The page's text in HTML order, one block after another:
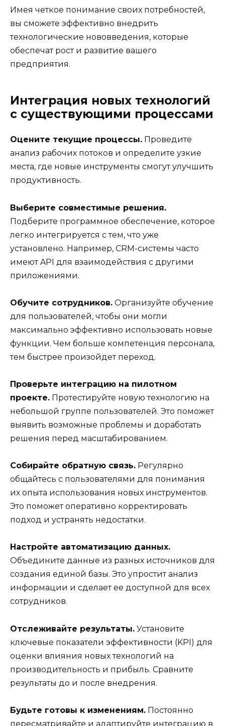
Имея четкое понимание своих потребностей,
вы сможете эффективно внедрить
технологические нововведения, которые
обеспечат рост и развитие вашего
предприятия.
Интеграция новых технологий
с существующими процессами
Оцените текущие процессы. Проведите
анализ рабочих потоков и определите узкие
места, где новые инструменты смогут улучшить
продуктивность.
Выберите совместимые решения.
Подберите программное обеспечение, которое
легко интегрируется с тем, что уже
установлено. Например, CRM-системы часто
имеют API для взаимодействия с другими
приложениями.
Обучите сотрудников. Организуйте обучение
для пользователей, чтобы они могли
максимально эффективно использовать новые
функции. Чем больше компетенция персонала,
тем быстрее произойдет переход.
Проверьте интеграцию на пилотном
проекте. Протестируйте новую технологию на
небольшой группе пользователей. Это поможет
выявить возможные проблемы и доработать
решения перед масштабированием.
Собирайте обратную связь. Регулярно
общайтесь с пользователями для понимания
их опыта использования новых инструментов.
Это поможет оперативно корректировать
подход и устранять недостатки.
Настройте автоматизацию данных.
Объедините данные из разных источников для
создания единой базы. Это упростит анализ
информации и сделает ее доступной для всех
сотрудников.
Отслеживайте результаты. Установите
ключевые показатели эффективности (KPI) для
оценки влияния новых технологий на
производительность и прибыль. Сравните
результаты до и после внедрения.
Будьте готовы к изменениям. Постоянно
пересматривайте и адаптируйте интеграцию в